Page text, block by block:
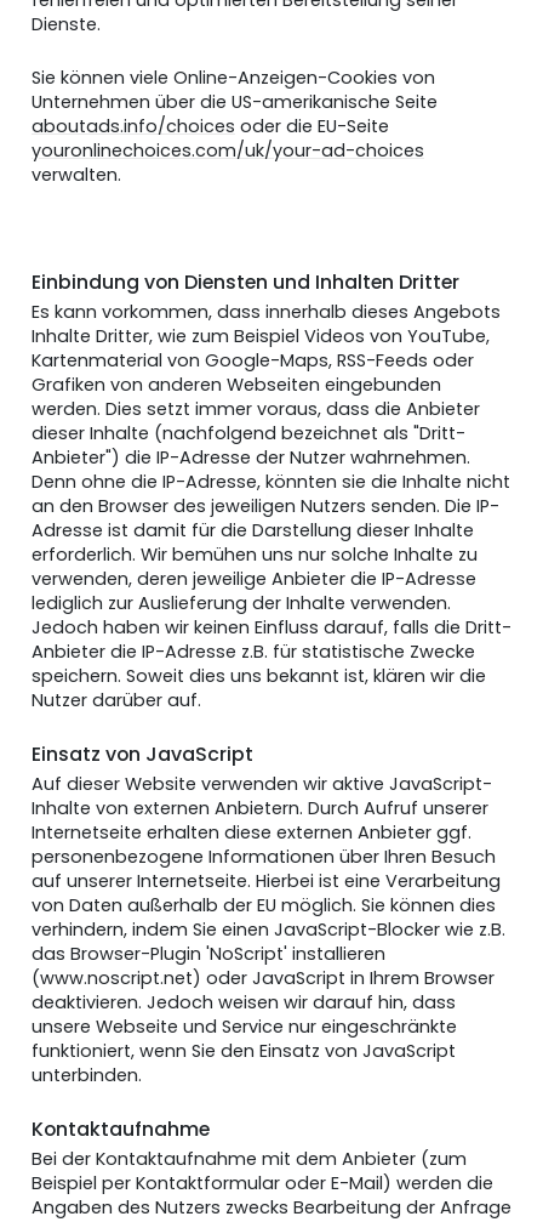
Dienste.
Sie können viele Online-Anzeigen-Cookies von
Unternehmen über die US-amerikanische Seite
aboutads.info/choices oder die EU-Seite
youronlinechoices.com/uk/your-ad-choices
verwalten.
Einbindung von Diensten und Inhalten Dritter
Es kann vorkommen, dass innerhalb dieses Angebots
Inhalte Dritter, wie zum Beispiel Videos von YouTube,
Kartenmaterial von Google-Maps, RSS-Feeds oder
Grafiken von anderen Webseiten eingebunden
werden. Dies setzt immer voraus, dass die Anbieter
dieser Inhalte (nachfolgend bezeichnet als "Dritt-
Anbieter") die IP-Adresse der Nutzer wahrnehmen.
Denn ohne die IP-Adresse, könnten sie die Inhalte nicht
an den Browser des jeweiligen Nutzers senden. Die IP-
Adresse ist damit für die Darstellung dieser Inhalte
erforderlich. Wir bemühen uns nur solche Inhalte zu
verwenden, deren jeweilige Anbieter die IP-Adresse
lediglich zur Auslieferung der Inhalte verwenden.
Jedoch haben wir keinen Einfluss darauf, falls die Dritt-
Anbieter die IP-Adresse z.B. für statistische Zwecke
speichern. Soweit dies uns bekannt ist, klären wir die
Nutzer darüber auf.
Einsatz von JavaScript
Auf dieser Website verwenden wir aktive JavaScript-
Inhalte von externen Anbietern. Durch Aufruf unserer
Internetseite erhalten diese externen Anbieter ggf.
personenbezogene Informationen über Ihren Besuch
auf unserer Internetseite. Hierbei ist eine Verarbeitung
von Daten außerhalb der EU möglich. Sie können dies
verhindern, indem Sie einen JavaScript-Blocker wie z.B.
das Browser-Plugin 'NoScript' installieren
(www.noscript.net) oder JavaScript in Ihrem Browser
deaktivieren. Jedoch weisen wir darauf hin, dass
unsere Webseite und Service nur eingeschränkte
funktioniert, wenn Sie den Einsatz von JavaScript
unterbinden.
Kontaktaufnahme
Bei der Kontaktaufnahme mit dem Anbieter (zum
Beispiel per Kontaktformular oder E-Mail) werden die
Angaben des Nutzers zwecks Bearbeitung der Anfrage